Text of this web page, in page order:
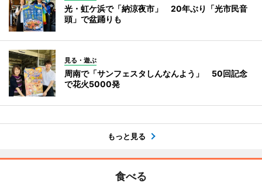
光・虹ケ浜で「納涼夜市」 20年ぶり「光市民音
頭」で盆踊りも
見る・遊ぶ
周南で「サンフェスタしんなんよう」 50回記念
で花火5000発
もっと見る
食べる